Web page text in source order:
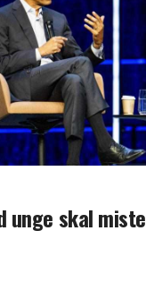
unge skal miste